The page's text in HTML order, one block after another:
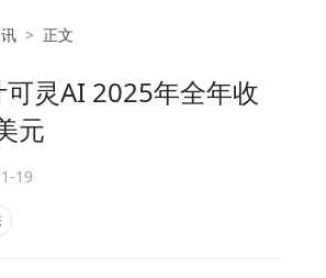
> 正文
灵AI 2025年全年收
元
19